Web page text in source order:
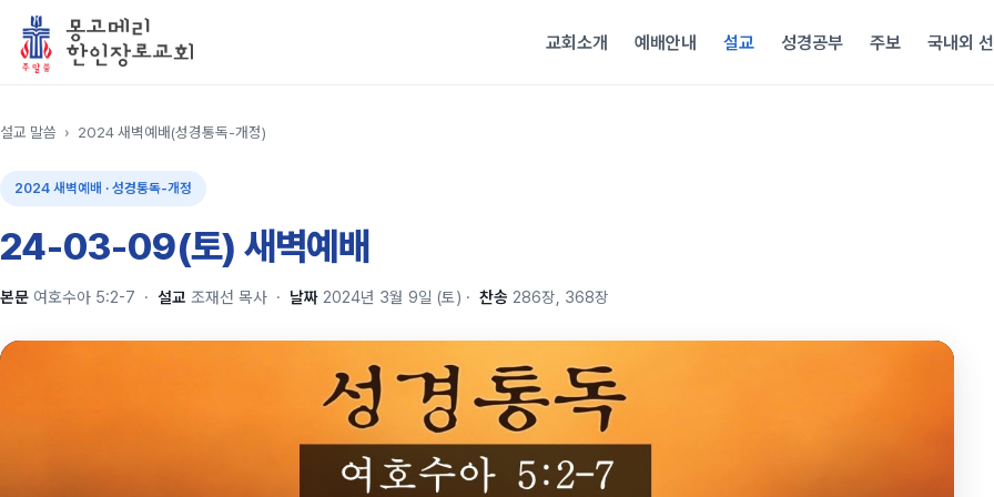
교회소개 예배안내 설교 성경공부 주보 국내외
설교 말씀 › 2024 새벽예배(성경통독-개정)
2024 새벽예배 · 성경통독-개정
24-03-09(토) 새벽예배
본문 여호수아 5:2-7 · 설교 조재선 목사 · 날짜 2024년 3월 9일 (토) · 찬송 286장, 368장